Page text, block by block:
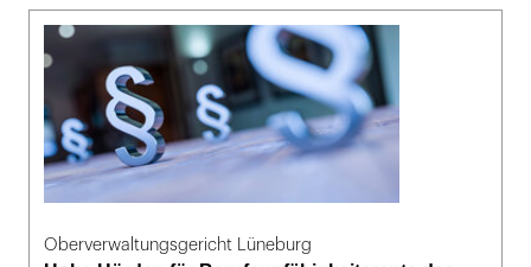
Oberverwaltungsgericht Lüneburg